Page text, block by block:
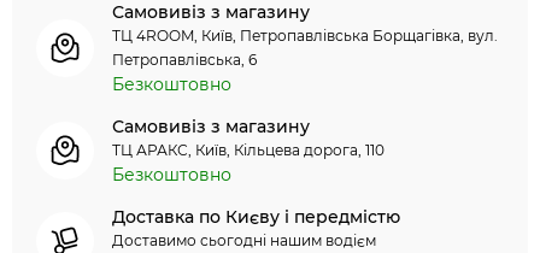
Самовивіз з магазину
ТЦ 4ROOM, Київ, Петропавлівська Борщагівка, вул.
Петропавлівська, 6
Безкоштовно
Самовивіз з магазину
ТЦ АРАКС, Київ, Кільцева дорога, 110
Безкоштовно
Доставка по Києву і передмістю
Доставимо сьогодні нашим водієм